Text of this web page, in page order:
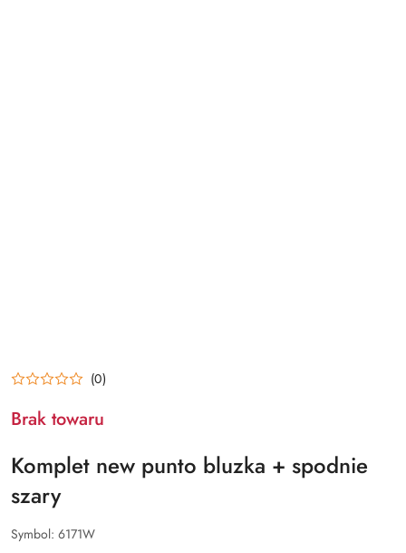
(0)
Brak towaru
Komplet new punto bluzka + spodnie
szary
Symbol: 6171W